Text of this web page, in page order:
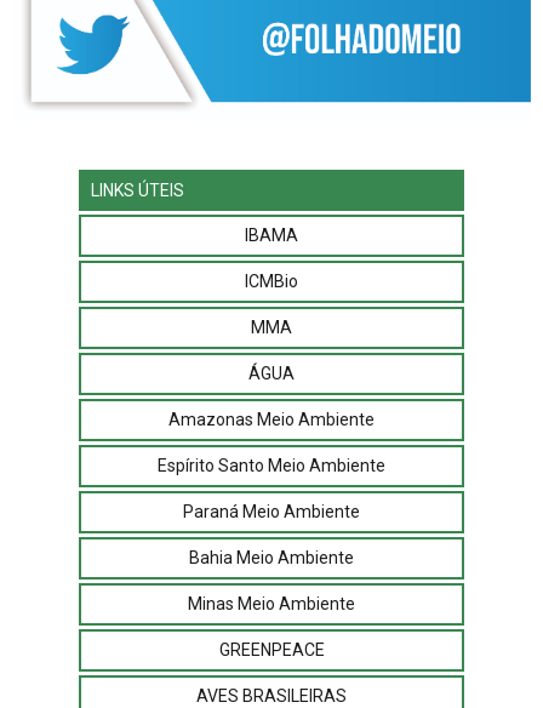
LINKS ÚTEIS
IBAMA
ICMBio
MMA
ÁGUA
Amazonas Meio Ambiente
Espírito Santo Meio Ambiente
Paraná Meio Ambiente
Bahia Meio Ambiente
Minas Meio Ambiente
GREENPEACE
AVES BRASILEIRAS